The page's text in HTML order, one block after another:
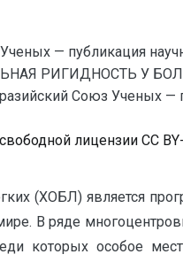
— публикация
РИГИДНОСТЬ У
Союз Ученых —
лицензии CC
(ХОБЛ) является
В ряде
которых особое